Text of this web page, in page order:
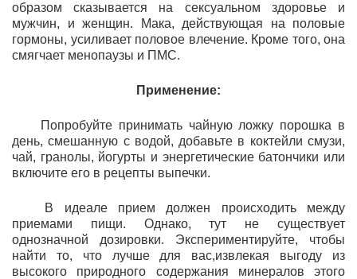
образом сказывается на сексуальном здоровье и
мужчин, и женщин. Мака, действующая на половые
гормоны, усиливает половое влечение. Кроме того, она
смягчает менопаузы и ПМС.
Применение:
Попробуйте принимать чайную ложку порошка в
день, смешанную с водой, добавьте в коктейли смузи,
чай, гранолы, йогурты и энергетические батончики или
включите его в рецепты выпечки.
В идеале прием должен происходить между
приемами пищи. Однако, тут не существует
однозначной дозировки. Экспериментируйте, чтобы
найти то, что лучше для вас,извлекая выгоду из
высокого природного содержания минералов этого